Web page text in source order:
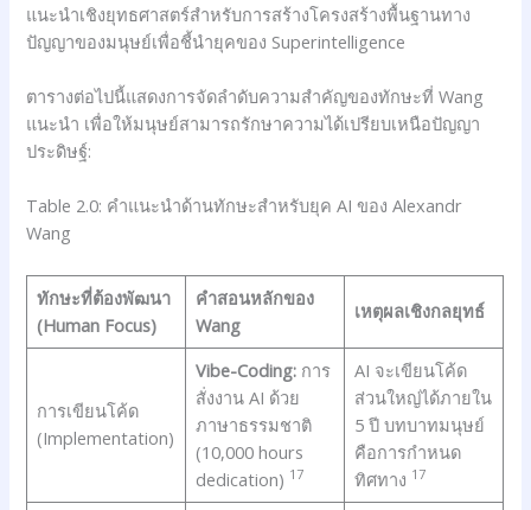
แนะนำเชิงยุทธศาสตร์สำหรับการสร้างโครงสร้างพื้นฐานทาง
ปัญญาของมนุษย์เพื่อชี้นำยุคของ Superintelligence
ตารางต่อไปนี้แสดงการจัดลำดับความสำคัญของทักษะที่ Wang
แนะนำ เพื่อให้มนุษย์สามารถรักษาความได้เปรียบเหนือปัญญา
ประดิษฐ์:
Table 2.0: คำแนะนำด้านทักษะสำหรับยุค AI ของ Alexandr
Wang
ทักษะที่ต้องพัฒนา
(Human Focus)
คำสอนหลักของ
Wang
เหตุผลเชิงกลยุทธ์
การเขียนโค้ด
(Implementation)
Vibe-Coding:การ
สั่งงาน AI ด้วย
ภาษาธรรมชาติ
(10,000 hours
dedication) 17
AI จะเขียนโค้ด
ส่วนใหญ่ได้ภายใน
5 ปี บทบาทมนุษย์
คือการกำหนด
ทิศทาง 17